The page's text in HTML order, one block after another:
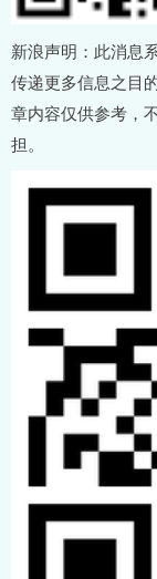
新浪声明：此消息
传递更多信息之目
章内容仅供参考，
担。